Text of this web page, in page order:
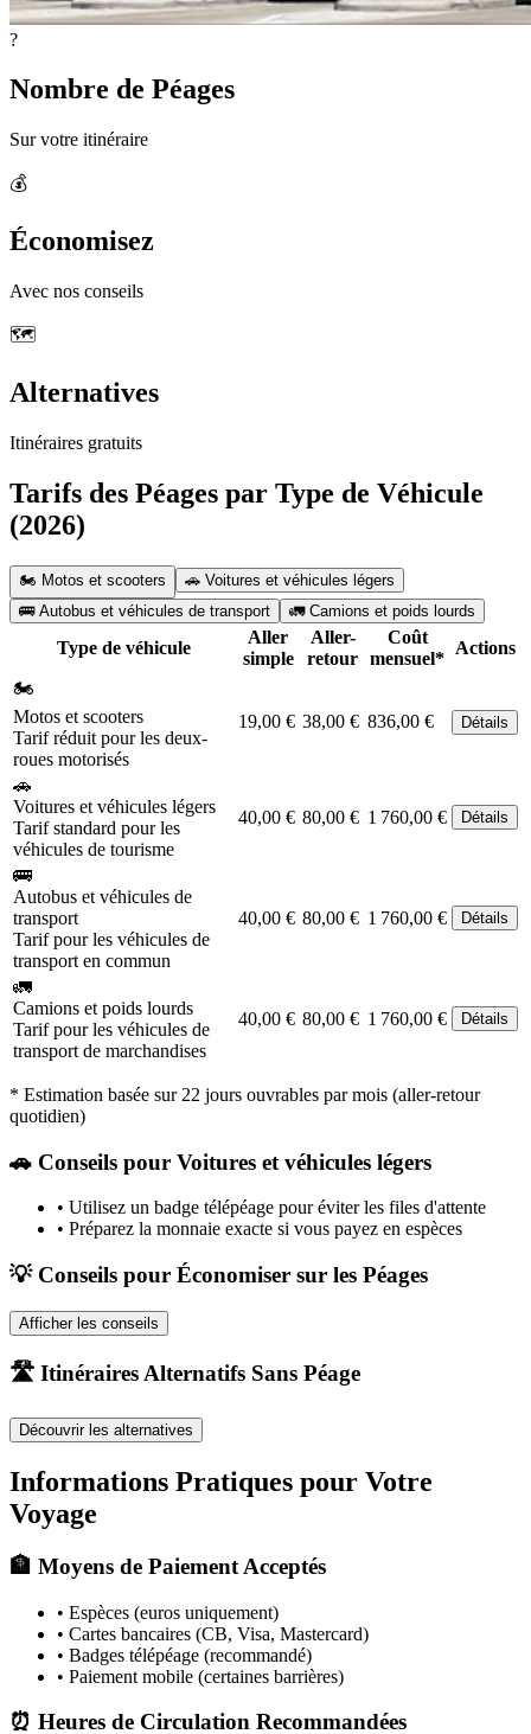
?
Nombre de Péages
Sur votre itinéraire
💰
Économisez
Avec nos conseils
🗺️
Alternatives
Itinéraires gratuits
Tarifs des Péages par Type de Véhicule
(2026)
🏍️ Motos et scooters
🚗 Voitures et véhicules légers
🚌 Autobus et véhicules de transport
🚛 Camions et poids lourds
Type de véhicule
Aller
simple
Aller-
retour
Coût
mensuel*
Actions
🏍️
Motos et scooters
Tarif réduit pour les deux-
roues motorisés
19,00 € 38,00 € 836,00 € Détails
🚗
Voitures et véhicules légers
Tarif standard pour les
véhicules de tourisme
40,00 € 80,00 € 1 760,00 € Détails
🚌
Autobus et véhicules de
transport
Tarif pour les véhicules de
transport en commun
40,00 € 80,00 € 1 760,00 € Détails
🚛
Camions et poids lourds
Tarif pour les véhicules de
transport de marchandises
40,00 € 80,00 € 1 760,00 € Détails
* Estimation basée sur 22 jours ouvrables par mois (aller-retour
quotidien)
🚗 Conseils pour Voitures et véhicules légers
• Utilisez un badge télépéage pour éviter les files d'attente
• Préparez la monnaie exacte si vous payez en espèces
💡 Conseils pour Économiser sur les Péages
Afficher les conseils
🛣️ Itinéraires Alternatifs Sans Péage
Découvrir les alternatives
Informations Pratiques pour Votre
Voyage
🏦 Moyens de Paiement Acceptés
• Espèces (euros uniquement)
• Cartes bancaires (CB, Visa, Mastercard)
• Badges télépéage (recommandé)
• Paiement mobile (certaines barrières)
⏰ Heures de Circulation Recommandées